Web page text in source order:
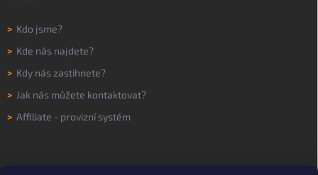
> Kdo jsme?
> Kde nás najdete?
> Kdy nás zastihnete?
> Jak nás můžete kontaktovat?
> Affiliate - provizní systém